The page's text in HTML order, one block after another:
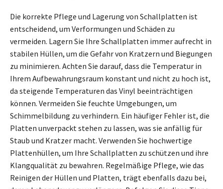
Die korrekte Pflege und Lagerung von Schallplatten ist
entscheidend, um Verformungen und Schäden zu
vermeiden. Lagern Sie Ihre Schallplatten immer aufrecht in
stabilen Hüllen, um die Gefahr von Kratzern und Biegungen
zu minimieren. Achten Sie darauf, dass die Temperatur in
Ihrem Aufbewahrungsraum konstant und nicht zu hoch ist,
da steigende Temperaturen das Vinyl beeinträchtigen
können. Vermeiden Sie feuchte Umgebungen, um
Schimmelbildung zu verhindern. Ein häufiger Fehler ist, die
Platten unverpackt stehen zu lassen, was sie anfällig für
Staub und Kratzer macht. Verwenden Sie hochwertige
Plattenhüllen, um Ihre Schallplatten zu schützen und ihre
Klangqualität zu bewahren. Regelmäßige Pflege, wie das
Reinigen der Hüllen und Platten, trägt ebenfalls dazu bei,